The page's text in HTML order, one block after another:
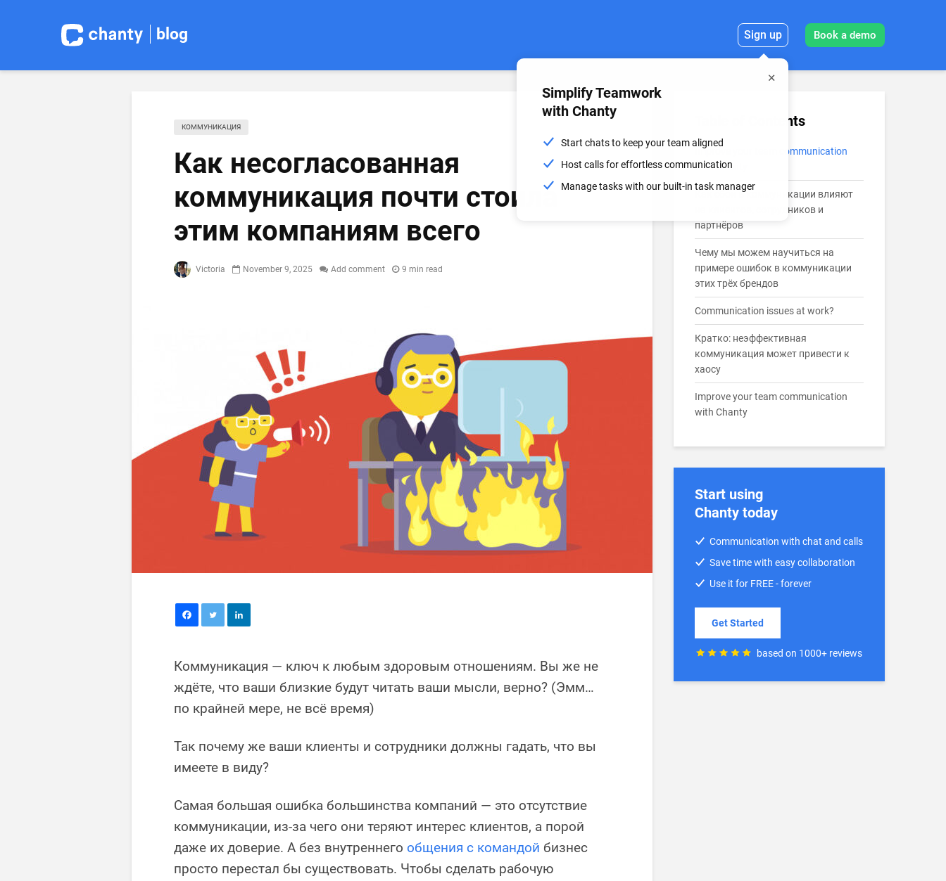
blog Sign up
Simplify Teamwork
with Chanty
Start chats to keep your team aligned
Host calls for effortless communication
Manage tasks with our built-in task manager
Book a demo
КОММУНИКАЦИЯ
Как несогласованная
коммуникация почти стоила
этим компаниям всего
Victoria November 9, 2025 Add comment 9 min read
Коммуникация — ключ к любым здоровым отношениям. Вы же не
ждёте, что ваши близкие будут читать ваши мысли, верно? (Эмм…
по крайней мере, не всё время)
Так почему же ваши клиенты и сотрудники должны гадать, что вы
имеете в виду?
Самая большая ошибка большинства компаний — это отсутствие
коммуникации, из-за чего они теряют интерес клиентов, а порой
даже их доверие. А без внутреннего общения с командой бизнес
просто перестал бы существовать. Чтобы сделать рабочую
Table of Contents
Improve your team communication
with Chanty
Как сбои в коммуникации влияют
на клиентов, сотрудников и
партнёров
Чему мы можем научиться на
примере ошибок в коммуникации
этих трёх брендов
Communication issues at work?
Кратко: неэффективная
коммуникация может привести к
хаосу
Improve your team communication
with Chanty
Start using
Chanty today
Communication with chat and calls
Save time with easy collaboration
Use it for FREE - forever
Get Started
based on 1000+ reviews